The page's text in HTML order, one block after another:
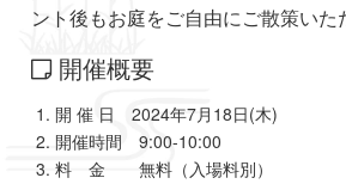
ント後もお庭をご自由にご散策いた
開催概要
開 催 日 2024年7月18日(木)
開催時間 9:00-10:00
料 金 無料（入場料別）